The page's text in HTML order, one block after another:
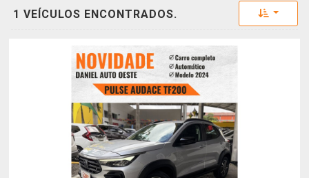
1 VEÍCULOS ENCONTRADOS. Toggle